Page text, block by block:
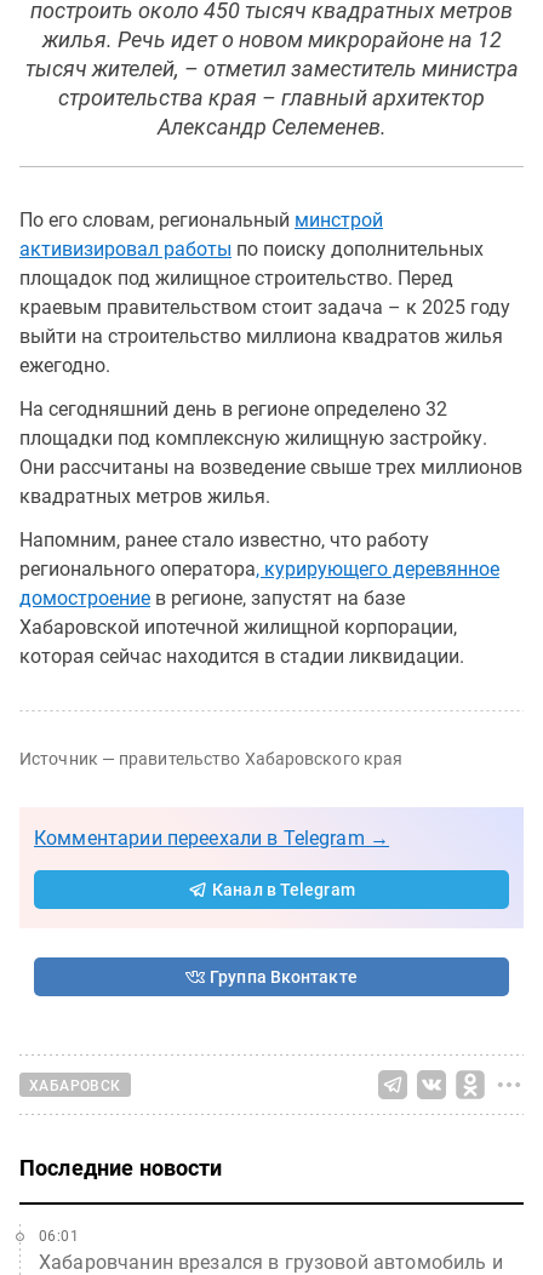
построить около 450 тысяч квадратных метров
жилья. Речь идет о новом микрорайоне на 12
тысяч жителей, – отметил заместитель министра
строительства края – главный архитектор
Александр Селеменев.
По его словам, региональный минстрой
активизировал работы по поиску дополнительных
площадок под жилищное строительство. Перед
краевым правительством стоит задача – к 2025 году
выйти на строительство миллиона квадратов жилья
ежегодно.
На сегодняшний день в регионе определено 32
площадки под комплексную жилищную застройку.
Они рассчитаны на возведение свыше трех миллионов
квадратных метров жилья.
Напомним, ранее стало известно, что работу
регионального оператора, курирующего деревянное
домостроение в регионе, запустят на базе
Хабаровской ипотечной жилищной корпорации,
которая сейчас находится в стадии ликвидации.
Источник — правительство Хабаровского края
Комментарии переехали в Telegram →
Канал в Telegram
Группа Вконтакте
ХАБАРОВСК
Последние новости
Хабаровчанин врезался в грузовой автомобиль и
06:01